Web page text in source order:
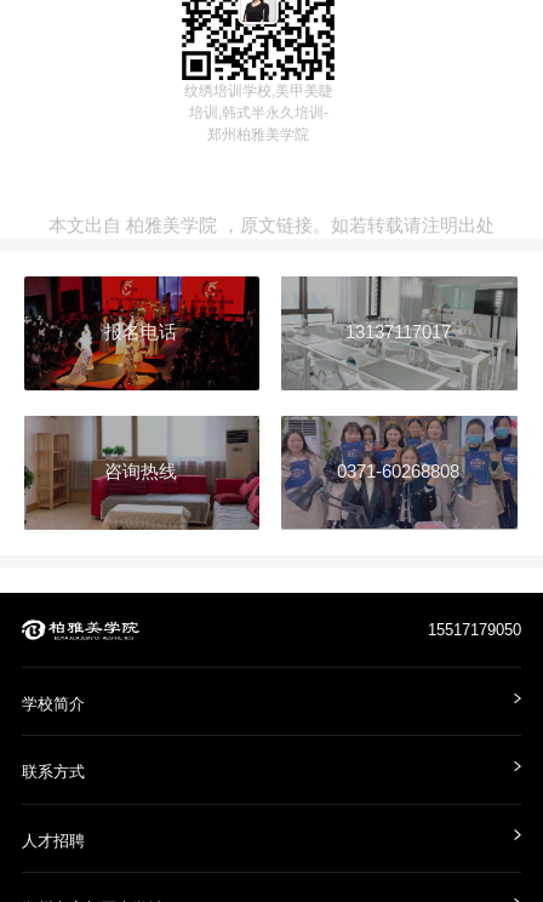
纹绣培训学校,美甲美睫
培训,韩式半永久培训-
郑州柏雅美学院
本文出自 柏雅美学院 ， 原文链接。如若转载请注明出处
报名电话 13137117017
咨询热线 0371-60268808
15517179050
学校简介
联系方式
人才招聘